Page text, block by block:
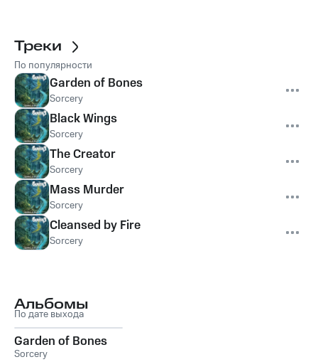
Треки
По популярности
Garden of Bones
Sorcery
Black Wings
Sorcery
The Creator
Sorcery
Mass Murder
Sorcery
Cleansed by Fire
Sorcery
Альбомы
По дате выхода
Garden of Bones
Sorcery